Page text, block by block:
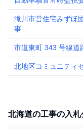
滝川市営住宅みずほ
事
市道東町 343 号線道
北地区コミュニティ
北海道の工事の入札